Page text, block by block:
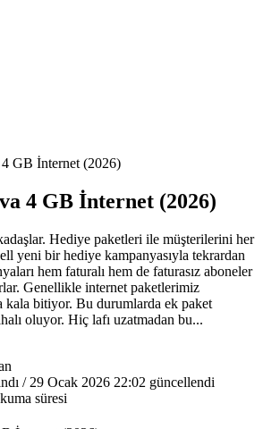
GB İnternet (2026)
4 GB İnternet (2026)
Hediye paketleri ile müşterilerini her
yeni bir hediye kampanyasıyla tekrardan
hem faturalı hem de faturasız aboneler
Genellikle internet paketlerimiz
kala bitiyor. Bu durumlarda ek paket
oluyor. Hiç lafı uzatmadan bu...
/ 29 Ocak 2026 22:02 güncellendi
süresi